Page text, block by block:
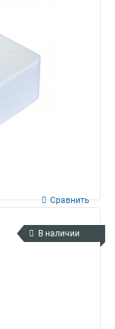
Сравнить
В наличии